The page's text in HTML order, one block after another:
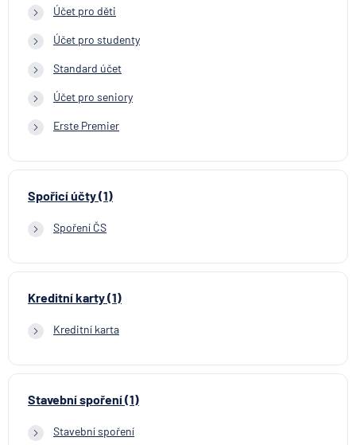
Účet pro děti
Účet pro studenty
Standard účet
Účet pro seniory
Erste Premier
Spořicí účty (1)
Spoření ČS
Kreditní karty (1)
Kreditní karta
Stavební spoření (1)
Stavební spoření